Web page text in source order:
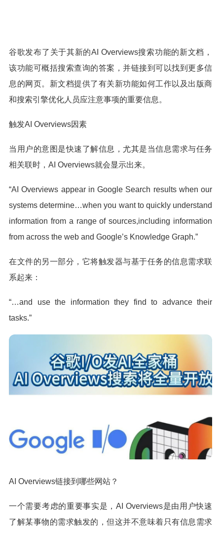
谷歌发布了关于其新的AI Overviews搜索功能的新文档，
该功能可概括搜索查询的答案，并链接到可以找到更多信
息的网页。新文档提供了有关新功能如何工作以及出版商
和搜索引擎优化人员应注意事项的重要信息。
触发AI Overviews因素
当用户的意图是快速了解信息，尤其是当信息需求与任务
相关联时，AI Overviews就会显示出来。
“AI Overviews appear in Google Search results when our
systems determine…when you want to quickly understand
information from a range of sources,including information
from across the web and Google’s Knowledge Graph.”
在文件的另一部分，它将触发器与基于任务的信息需求联
系起来：
“…and use the information they find to advance their
tasks.”
AI Overviews链接到哪些网站？
一个需要考虑的重要事实是，AI Overviews是由用户快速
了解某事物的需求触发的，但这并不意味着只有信息需求